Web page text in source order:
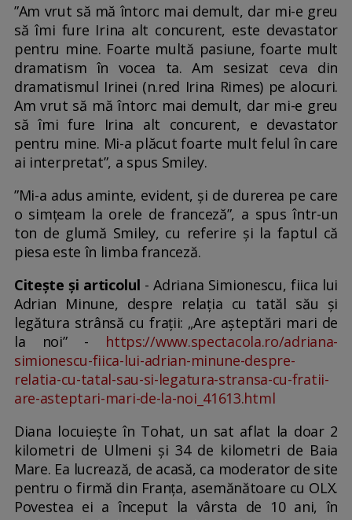
”Am vrut să mă întorc mai demult, dar mi-e greu
să îmi fure Irina alt concurent, este devastator
pentru mine. Foarte multă pasiune, foarte mult
dramatism în vocea ta. Am sesizat ceva din
dramatismul Irinei (n.red Irina Rimes) pe alocuri.
Am vrut să mă întorc mai demult, dar mi-e greu
să îmi fure Irina alt concurent, e devastator
pentru mine. Mi-a plăcut foarte mult felul în care
ai interpretat”, a spus Smiley.
”Mi-a adus aminte, evident, și de durerea pe care
o simțeam la orele de franceză”, a spus într-un
ton de glumă Smiley, cu referire și la faptul că
piesa este în limba franceză.
Citește și articolul - Adriana Simionescu, fiica lui
Adrian Minune, despre relația cu tatăl său și
legătura strânsă cu frații: „Are așteptări mari de
la noi” - https://www.spectacola.ro/adriana-
simionescu-fiica-lui-adrian-minune-despre-
relatia-cu-tatal-sau-si-legatura-stransa-cu-fratii-
are-asteptari-mari-de-la-noi_41613.html
Diana locuiește în Tohat, un sat aflat la doar 2
kilometri de Ulmeni și 34 de kilometri de Baia
Mare. Ea lucrează, de acasă, ca moderator de site
pentru o firmă din Franța, asemănătoare cu OLX.
Povestea ei a început la vârsta de 10 ani, în